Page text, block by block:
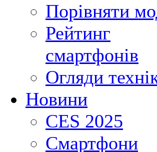
Порівняти
Рейтинг
смартфонів
Огляди
Новини
CES 2025
Смартфони